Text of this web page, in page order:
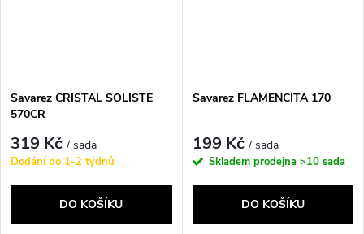
Savarez CRISTAL SOLISTE
570CR
319 Kč/ sada
Dodání do 1-2 týdnů
DO KOŠÍKU
Savarez FLAMENCITA 170
199 Kč/ sada
Skladem prodejna >10 sada
DO KOŠÍKU